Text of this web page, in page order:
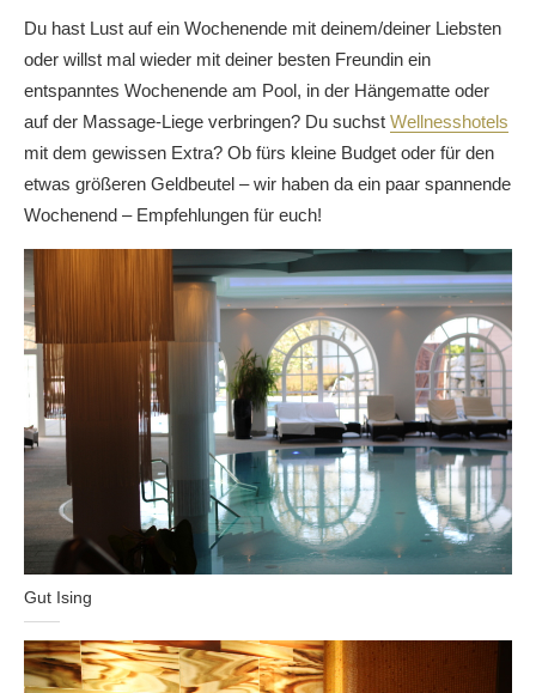
Du hast Lust auf ein Wochenende mit deinem/deiner Liebsten
oder willst mal wieder mit deiner besten Freundin ein
entspanntes Wochenende am Pool, in der Hängematte oder
auf der Massage-Liege verbringen? Du suchst Wellnesshotels
mit dem gewissen Extra? Ob fürs kleine Budget oder für den
etwas größeren Geldbeutel – wir haben da ein paar spannende
Wochenend – Empfehlungen für euch!
Gut Ising